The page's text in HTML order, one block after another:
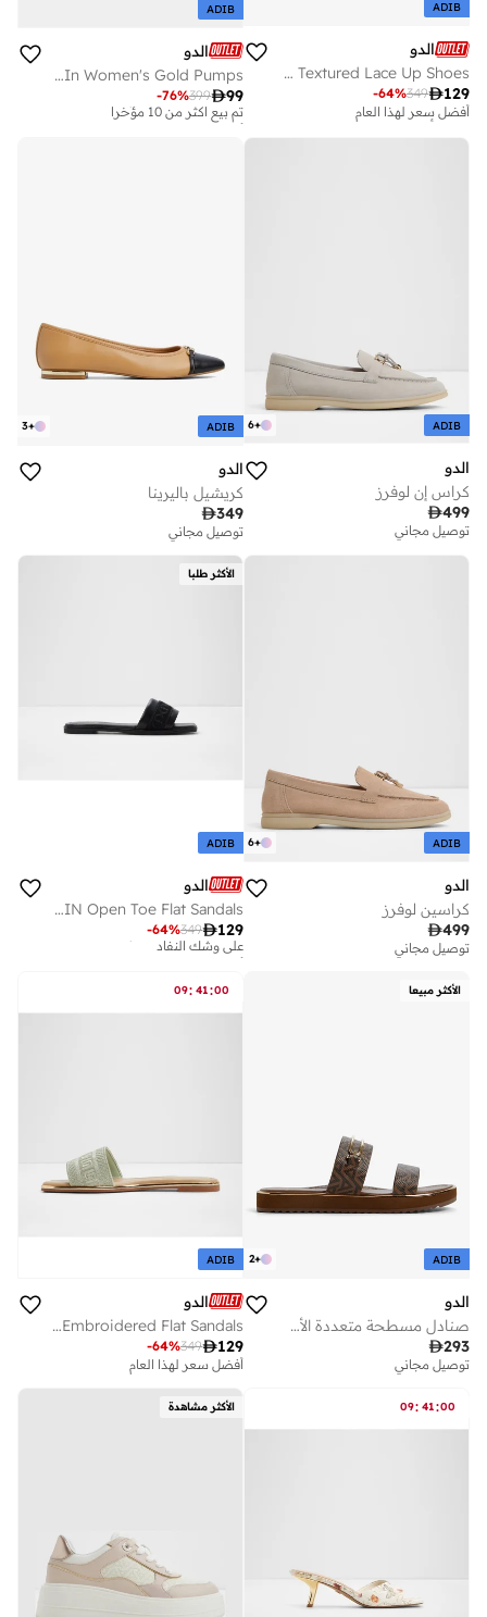
ADIB
الدو
CHICSNEAKER2 Textured Lace Up Shoes
129
349
-64%
أفضل سعر لهذا العام
تم بيع أكثر من 10 مؤخرا
على وشك النفاد
ADIB
الدو
Goldenhaze-In Women's Gold Pumps
99
399
-76%
أفضل سعر لهذا العام
تم بيع أكثر من 10 مؤخرا
أفضل سعر لهذا العام
+
6 ADIB
الدو
كراس إن لوفرز
499
توصيل مجاني
+
3 ADIB
الدو
كريشيل باليرينا
349
توصيل مجاني
+
6 ADIB
الدو
كراسين لوفرز
499
توصيل مجاني
الأكثر طلبا
ADIB
الدو
TENDRE-IN Open Toe Flat Sandals
129
349
-64%
أفضل سعر لهذا العام
على وشك النفاد
أفضل سعر لهذا العام
الأكثر مبيعا
+
2 ADIB
الدو
صنادل مسطحة متعددة الأشرطة لاجون
293
توصيل مجاني
09: 41:00
ADIB
الدو
OCEANIA Embroidered Flat Sandals
129
349
-64%
أفضل سعر لهذا العام
09: 41:00 الأكثر مشاهدة